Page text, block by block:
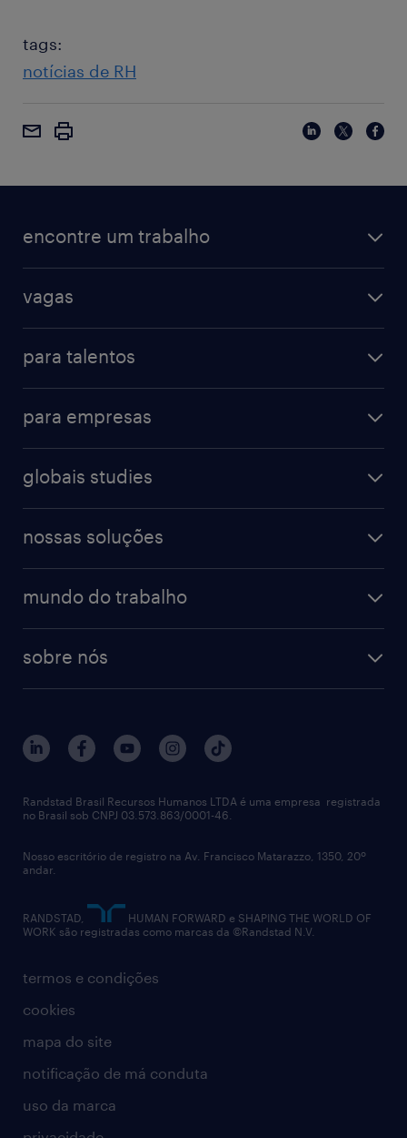
tags:
notícias de RH
encontre um trabalho
vagas
para talentos
para empresas
globais studies
nossas soluções
mundo do trabalho
sobre nós
termos e condições
cookies
mapa do site
notificação de má conduta
uso da marca
Randstad Brasil Recursos Humanos LTDA é uma empresa registrada
no Brasil sob CNPJ 03.573.863/0001-46.
Nosso escritório de registro na Av. Francisco Matarazzo, 1350, 20º
andar.
RANDSTAD,
HUMAN FORWARD e SHAPING THE WORLD OF
WORK são registradas como marcas da ©Randstad N.V.